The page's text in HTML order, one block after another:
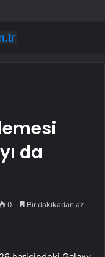
da
0 Bir dakikadan az